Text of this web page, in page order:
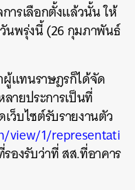
ารเลือกตั้งแล้วนั้น ให้
นพรุ่งนี้ (26 กุมภาพันธ์
ผู้แทนราษฎรก็ได้จัด
ายประการเป็นที่
ว็บไซต์รับรายงานตัว
view/1/representati
องรับว่าที่ สส.ที่อาคาร
EMAIL